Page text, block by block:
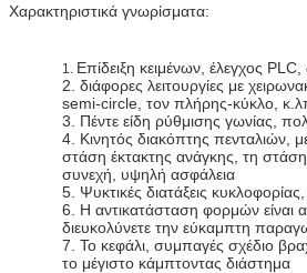
Χαρακτηριστικά γνωρίσματα:
1. Επίδειξη κειμένων, έλεγχος
2. διάφορες λειτουργίες με
semi-circle, τον πλήρης-κύκλο,
3. Πέντε είδη ρύθμισης γωνίας,
4. Κινητός διακόπτης πενταλιών,
στάση έκτακτης ανάγκης, τη
συνεχή, υψηλή ασφάλεια
5. Ψυκτικές διατάξεις
6. Η αντικατάσταση φορμών είναι
διευκολύνετε την εύκαμπτη
7. Το κεφάλι, συμπαγές σχέδιο
το μέγιστο κάμπτοντας διάστημα